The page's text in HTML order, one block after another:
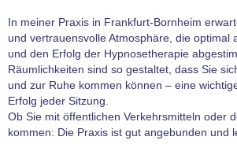
In meiner Praxis in Frankfurt-Bornheim
und vertrauensvolle Atmosphäre, die optimal
und den Erfolg der Hypnosetherapie
Räumlichkeiten sind so gestaltet, dass Sie
und zur Ruhe kommen können – eine
Erfolg jeder Sitzung.
Ob Sie mit öffentlichen Verkehrsmitteln oder
kommen: Die Praxis ist gut angebunden und